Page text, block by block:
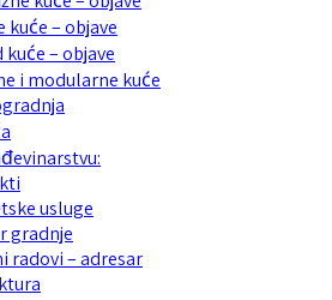
kuće – objave
kuće – objave
i modularne kuće
usluge
gradnje
radovi – adresar